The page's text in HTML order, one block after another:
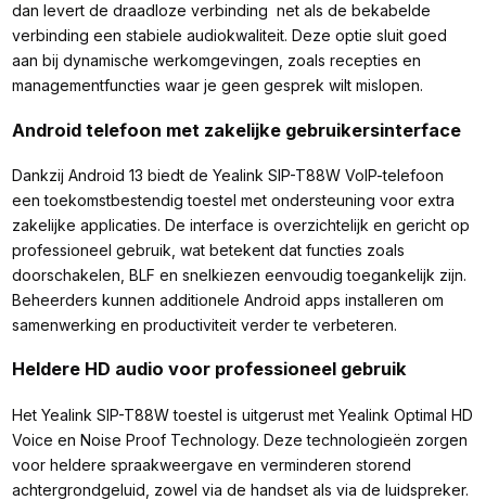
dan levert de draadloze verbinding net als de bekabelde
verbinding een stabiele audiokwaliteit. Deze optie sluit goed
aan bij dynamische werkomgevingen, zoals recepties en
managementfuncties waar je geen gesprek wilt mislopen.
Android telefoon met zakelijke gebruikersinterface
Dankzij Android 13 biedt de Yealink SIP-T88W VoIP-telefoon
een toekomstbestendig toestel met ondersteuning voor extra
zakelijke applicaties. De interface is overzichtelijk en gericht op
professioneel gebruik, wat betekent dat functies zoals
doorschakelen, BLF en snelkiezen eenvoudig toegankelijk zijn.
Beheerders kunnen additionele Android apps installeren om
samenwerking en productiviteit verder te verbeteren.
Heldere HD audio voor professioneel gebruik
Het Yealink SIP-T88W toestel is uitgerust met Yealink Optimal HD
Voice en Noise Proof Technology. Deze technologieën zorgen
voor heldere spraakweergave en verminderen storend
achtergrondgeluid, zowel via de handset als via de luidspreker.